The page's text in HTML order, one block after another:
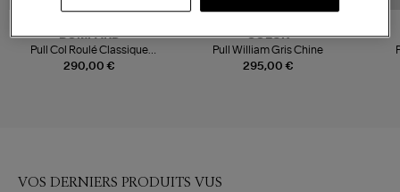
290,00 €
BOMPARD
Pull Col Roulé Classique
Cachemire Gris Argente
295,00 €
SOEUR
Pull William Gris Chine
VOS DERNIERS PRODUITS VUS